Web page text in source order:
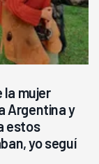
la mujer
Argentina y
estos
yo seguí